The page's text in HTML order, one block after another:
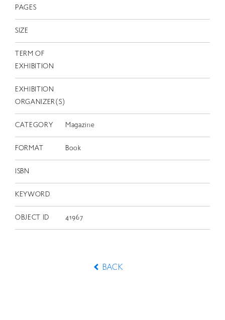
PAGES
SIZE
TERM OF
EXHIBITION
EXHIBITION
ORGANIZER(S)
CATEGORY Magazine
FORMAT Book
ISBN
KEYWORD
OBJECT ID 41967
BACK